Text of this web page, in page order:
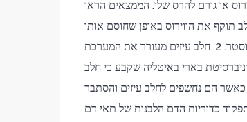
או גורם להרס שלו. הממצאים הראו
תוקף את הווירוס באופן שחוסם אותו
מלעבור לתאים אחרים, וממית אותו. גם כאשר מדובר היה בחלב עיזים מפוסטר. 2. חלב עיזים מעורר את המערכת
בארי באיטליה שקבע כי חלב
כאשר הם נחשפים לחלב עיזים והסתבר
כדוריות הדם הלבנות של תאי דם